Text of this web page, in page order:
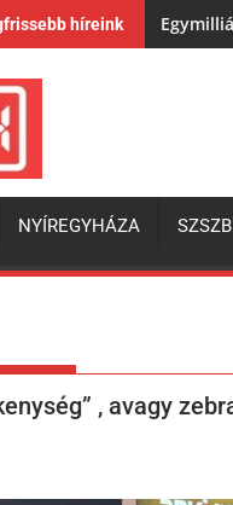
híreink
NYÍREGYHÁZA
, avagy